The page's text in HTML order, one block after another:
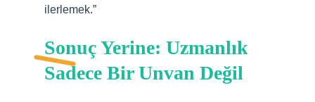
ilerlemek.”
Sonuç Yerine: Uzmanlık
Sadece Bir Unvan Değil